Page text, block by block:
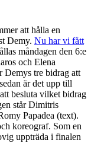
att hålla en
Demy. Nu har vi fått
måndagen den 6:e
och Elena
Demys tre bidrag att
är det upp till
besluta vilket bidrag
står Dimitris
Papadea (text).
koreograf. Som en
uppträda i finalen